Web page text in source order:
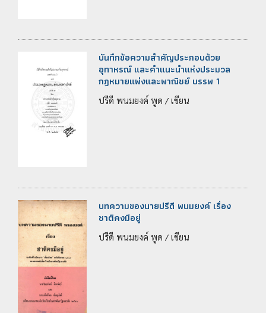
บันทึกข้อความสำคัญประกอบด้วย
อุทาหรณ์ และคำแนะนำแห่งประมวล
กฎหมายแพ่งและพาณิชย์ บรรพ 1
ปรีดี พนมยงค์ พูด / เขียน
บทความของนายปรีดี พนมยงค์ เรื่อง
ชาติคงมีอยู่
ปรีดี พนมยงค์ พูด / เขียน